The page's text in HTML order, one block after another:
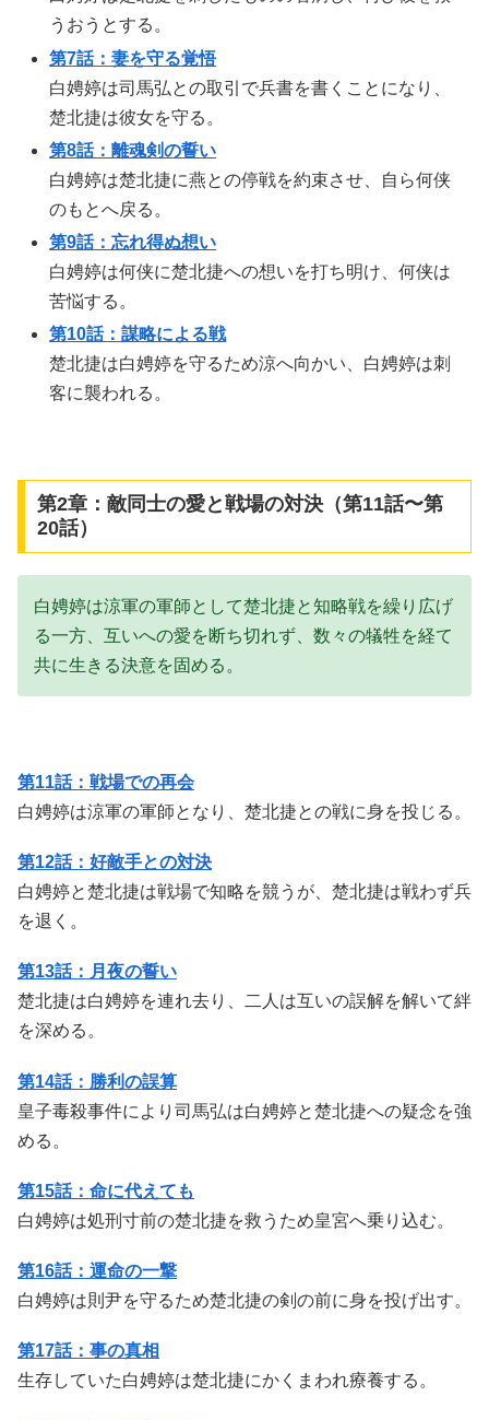
うおうとする。
第7話：妻を守る覚悟
白娉婷は司馬弘との取引で兵書を書くことになり、
楚北捷は彼女を守る。
第8話：離魂剣の誓い
白娉婷は楚北捷に燕との停戦を約束させ、自ら何侠
のもとへ戻る。
第9話：忘れ得ぬ想い
白娉婷は何侠に楚北捷への想いを打ち明け、何侠は
苦悩する。
第10話：謀略による戦
楚北捷は白娉婷を守るため涼へ向かい、白娉婷は刺
客に襲われる。
第2章：敵同士の愛と戦場の対決（第11話〜第
20話）
白娉婷は涼軍の軍師として楚北捷と知略戦を繰り広げ
る一方、互いへの愛を断ち切れず、数々の犠牲を経て
共に生きる決意を固める。
第11話：戦場での再会
白娉婷は涼軍の軍師となり、楚北捷との戦に身を投じる。
第12話：好敵手との対決
白娉婷と楚北捷は戦場で知略を競うが、楚北捷は戦わず兵
を退く。
第13話：月夜の誓い
楚北捷は白娉婷を連れ去り、二人は互いの誤解を解いて絆
を深める。
第14話：勝利の誤算
皇子毒殺事件により司馬弘は白娉婷と楚北捷への疑念を強
める。
第15話：命に代えても
白娉婷は処刑寸前の楚北捷を救うため皇宮へ乗り込む。
第16話：運命の一撃
白娉婷は則尹を守るため楚北捷の剣の前に身を投げ出す。
第17話：事の真相
生存していた白娉婷は楚北捷にかくまわれ療養する。